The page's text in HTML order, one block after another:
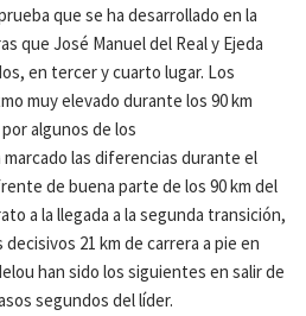
que se ha desarrollado en la
que José Manuel del Real y Ejeda
en tercer y cuarto lugar. Los
muy elevado durante los 90 km
algunos de los
las diferencias durante el
de buena parte de los 90 km del
a la llegada a la segunda transición,
21 km de carrera a pie en
han sido los siguientes en salir de
segundos del líder.